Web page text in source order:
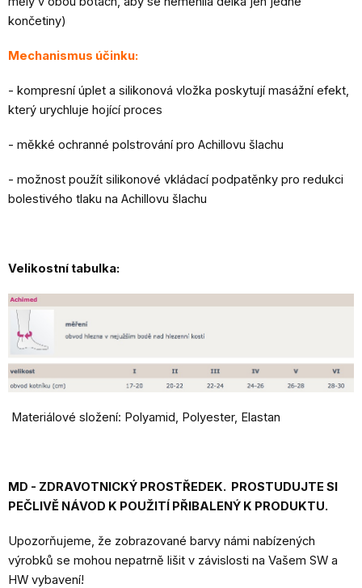
končetiny)
Mechanismus účinku:
- kompresní úplet a silikonová vložka poskytují masážní efekt,
který urychluje hojící proces
- měkké ochranné polstrování pro Achillovu šlachu
- možnost použít silikonové vkládací podpatěnky pro redukci
bolestivého tlaku na Achillovu šlachu
Velikostní tabulka:
Materiálové složení: Polyamid, Polyester, Elastan
MD - ZDRAVOTNICKÝ PROSTŘEDEK. PROSTUDUJTE SI
PEČLIVĚ NÁVOD K POUŽITÍ PŘIBALENÝ K PRODUKTU.
Upozorňujeme, že zobrazované barvy námi nabízených
výrobků se mohou nepatrně lišit v závislosti na Vašem SW a
HW vybavení!